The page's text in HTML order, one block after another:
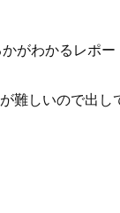
がわかるレポ
難しいので出し